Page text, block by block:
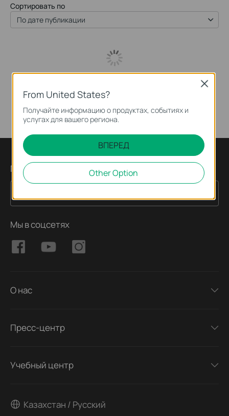
Сортировать по
По дате публикации
Подпишитесь на рассылку
Мы в соцсетях
О нас
Пресс-центр
Учебный центр
Казахстан / Русский
From United States?
Получайте информацию о продуктах, событиях и
услугах для вашего региона.
ВПЕРЕД
Other Option
Close